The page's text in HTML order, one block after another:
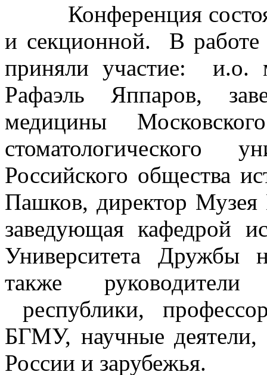
Конференция
и секционной. В работе
приняли участие: и.о.
Рафаэль Яппаров,
медицины
стоматологического
Российского общества
Пашков, директор
заведующая кафедрой
Университета Дружбы
также
республики,
БГМУ, научные деятели,
России и зарубежья.